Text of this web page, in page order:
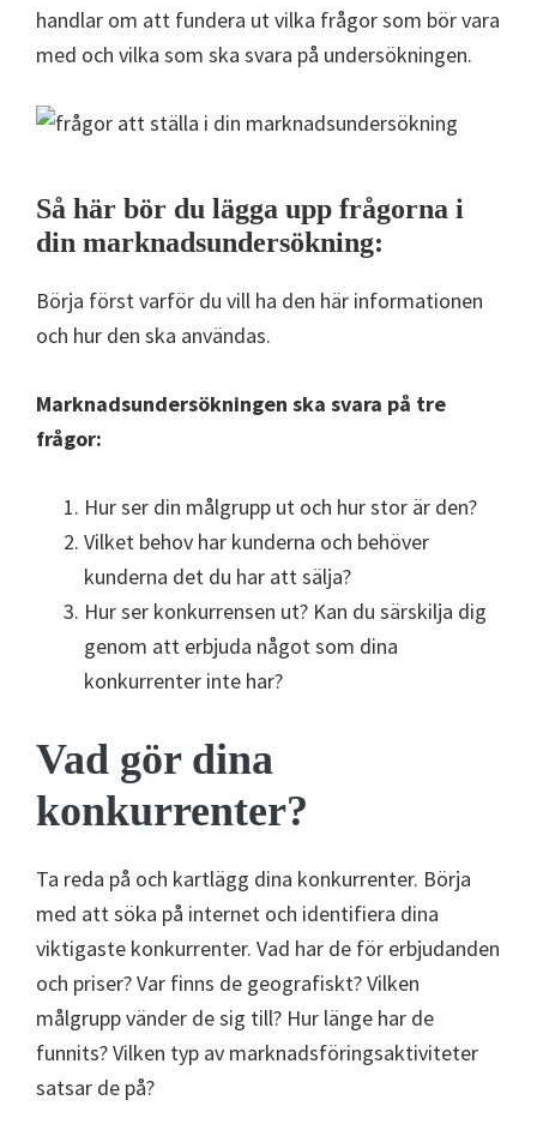
handlar om att fundera ut vilka frågor som bör vara
med och vilka som ska svara på undersökningen.
Så här bör du lägga upp frågorna i
din marknadsundersökning:
Börja först varför du vill ha den här informationen
och hur den ska användas.
Marknadsundersökningen ska svara på tre
frågor:
Hur ser din målgrupp ut och hur stor är den?
Vilket behov har kunderna och behöver
kunderna det du har att sälja?
Hur ser konkurrensen ut? Kan du särskilja dig
genom att erbjuda något som dina
konkurrenter inte har?
Vad gör dina
konkurrenter?
Ta reda på och kartlägg dina konkurrenter. Börja
med att söka på internet och identifiera dina
viktigaste konkurrenter. Vad har de för erbjudanden
och priser? Var finns de geografiskt? Vilken
målgrupp vänder de sig till? Hur länge har de
funnits? Vilken typ av marknadsföringsaktiviteter
satsar de på?